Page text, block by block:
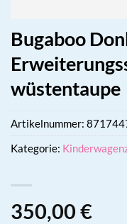
Bugaboo
wüstentaupe
350,00 €
Artikelnummer:
Kategorie: